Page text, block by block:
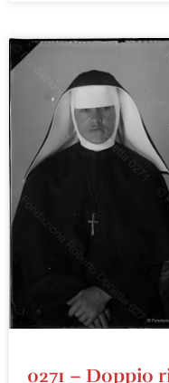
0271 – Doppio